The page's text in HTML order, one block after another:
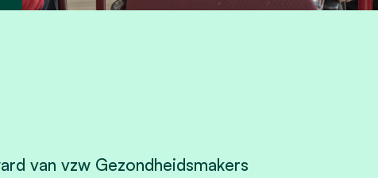
van vzw Gezondheidsmakers